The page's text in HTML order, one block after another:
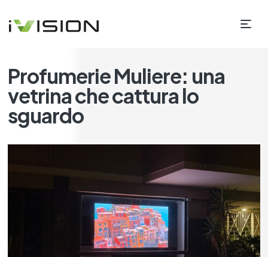
Profumerie Muliere: una
vetrina che cattura lo
sguardo